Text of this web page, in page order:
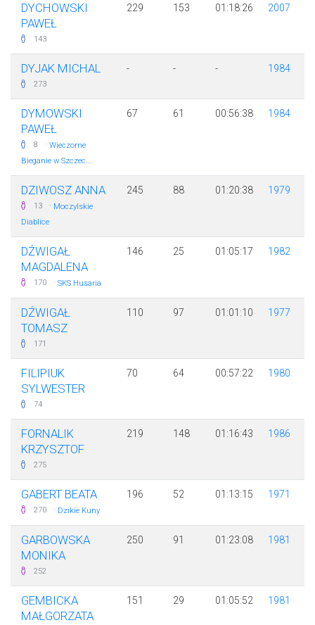
DYCHOWSKI
PAWEŁ
143
229 153 01:18:26 2007
DYJAK MICHAL
273
- - - 1984
DYMOWSKI
PAWEŁ
8 · Wieczorne
Bieganie w Szczec...
67 61 00:56:38 1984
DZIWOSZ ANNA
13 · Moczylskie
Diablice
245 88 01:20:38 1979
DŹWIGAŁ
MAGDALENA
170 · SKS Husaria
146 25 01:05:17 1982
DŹWIGAŁ
TOMASZ
171
110 97 01:01:10 1977
FILIPIUK
SYLWESTER
74
70 64 00:57:22 1980
FORNALIK
KRZYSZTOF
275
219 148 01:16:43 1986
GABERT BEATA
270 · Dzikie Kuny
196 52 01:13:15 1971
GARBOWSKA
MONIKA
252
250 91 01:23:08 1981
GEMBICKA
MAŁGORZATA
151 29 01:05:52 1981